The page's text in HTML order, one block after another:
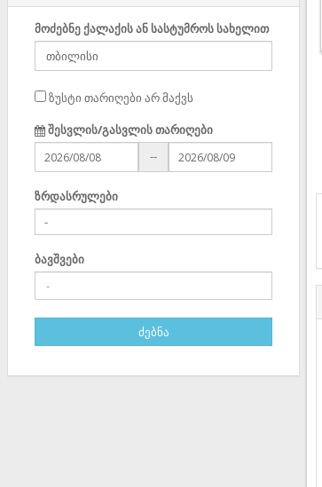
მოძებნე ქალაქის ან სასტუმროს სახელით
ზუსტი თარიღები არ მაქვს
შესვლის/გასვლის თარიღები
--
ზრდასრულები
ბავშვები